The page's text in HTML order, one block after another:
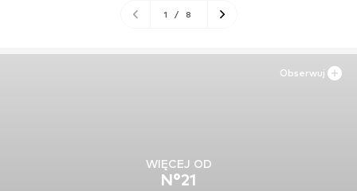
1 / 8
WIĘCEJ OD
N°21
Obserwuj